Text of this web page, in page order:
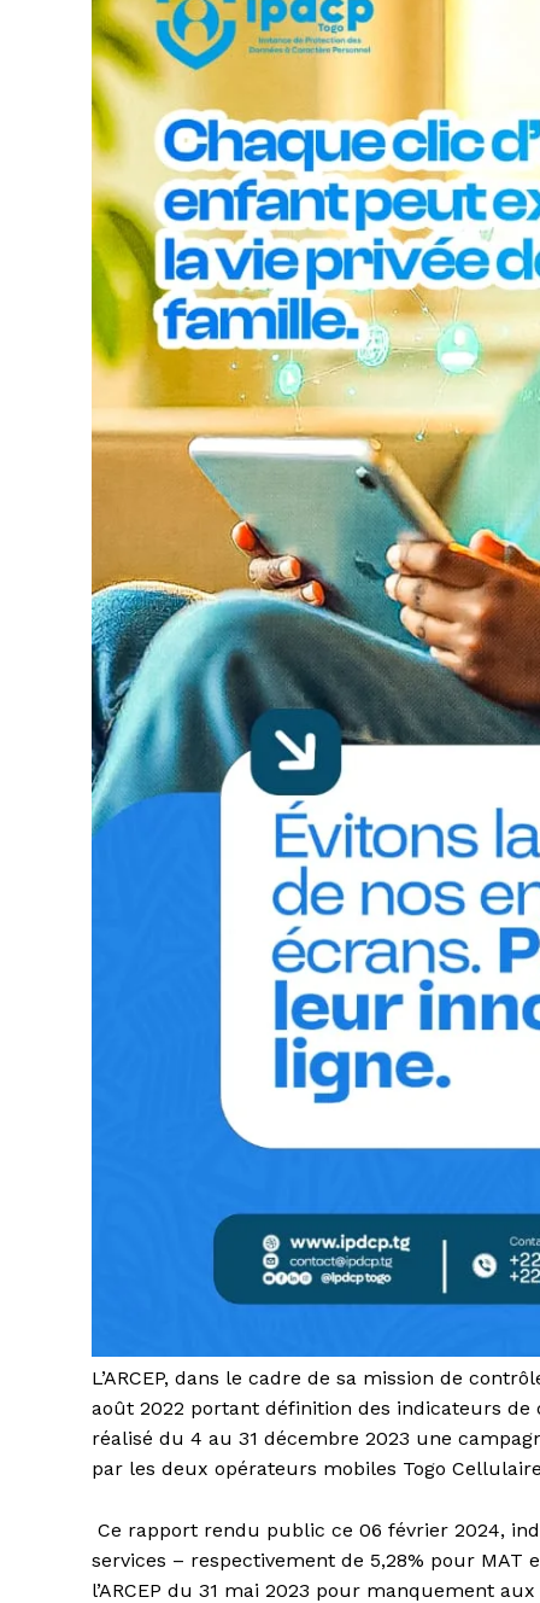
L’ARCEP, dans le cadre de sa mission de
août 2022 portant définition des indicateurs de
réalisé du 4 au 31 décembre 2023 une
par les deux opérateurs mobiles Togo
Ce rapport rendu public ce 06 février 2024,
services – respectivement de 5,28% pour MAT
l’ARCEP du 31 mai 2023 pour manquement